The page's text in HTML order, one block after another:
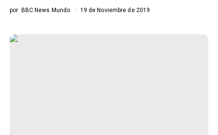
por BBC News Mundo 19 de Noviembre de 2019